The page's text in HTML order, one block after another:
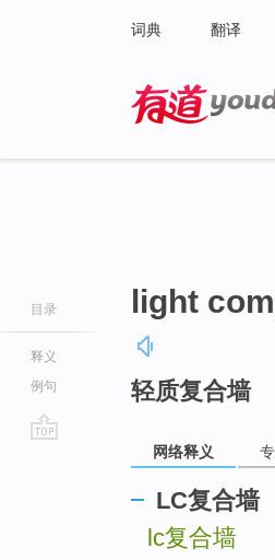
词典 翻译
目录
释义
例句
light
轻质复合墙
网络释义
LC复合墙
lc复合墙